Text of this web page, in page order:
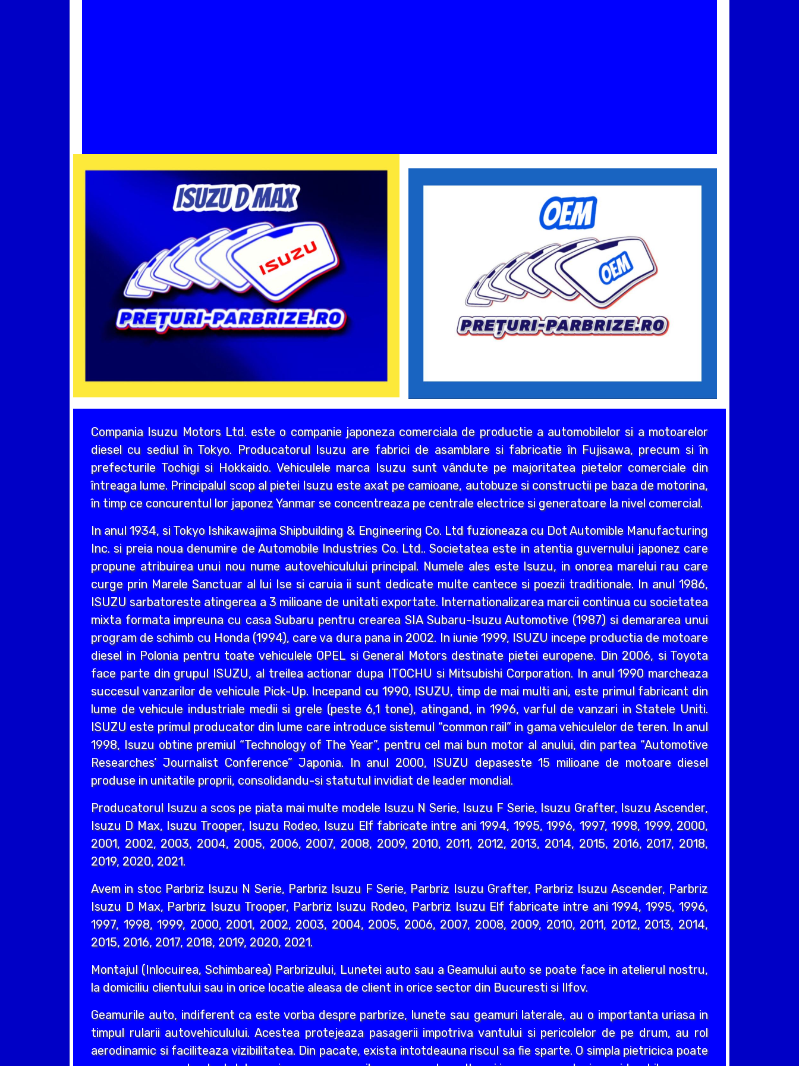
Compania Isuzu Motors Ltd. este o companie japoneza comerciala de productie a automobilelor si a motoarelor
diesel cu sediul în Tokyo. Producatorul Isuzu are fabrici de asamblare si fabricatie în Fujisawa, precum si în
prefecturile Tochigi si Hokkaido. Vehiculele marca Isuzu sunt vândute pe majoritatea pietelor comerciale din
întreaga lume. Principalul scop al pietei Isuzu este axat pe camioane, autobuze si constructii pe baza de motorina,
în timp ce concurentul lor japonez Yanmar se concentreaza pe centrale electrice si generatoare la nivel comercial.
In anul 1934, si Tokyo Ishikawajima Shipbuilding & Engineering Co. Ltd fuzioneaza cu Dot Automible Manufacturing
Inc. si preia noua denumire de Automobile Industries Co. Ltd.. Societatea este in atentia guvernului japonez care
propune atribuirea unui nou nume autovehiculului principal. Numele ales este Isuzu, in onorea marelui rau care
curge prin Marele Sanctuar al lui Ise si caruia ii sunt dedicate multe cantece si poezii traditionale. In anul 1986,
ISUZU sarbatoreste atingerea a 3 milioane de unitati exportate. Internationalizarea marcii continua cu societatea
mixta formata impreuna cu casa Subaru pentru crearea SIA Subaru-Isuzu Automotive (1987) si demararea unui
program de schimb cu Honda (1994), care va dura pana in 2002. In iunie 1999, ISUZU incepe productia de motoare
diesel in Polonia pentru toate vehiculele OPEL si General Motors destinate pietei europene. Din 2006, si Toyota
face parte din grupul ISUZU, al treilea actionar dupa ITOCHU si Mitsubishi Corporation. In anul 1990 marcheaza
succesul vanzarilor de vehicule Pick-Up. Incepand cu 1990, ISUZU, timp de mai multi ani, este primul fabricant din
lume de vehicule industriale medii si grele (peste 6,1 tone), atingand, in 1996, varful de vanzari in Statele Uniti.
ISUZU este primul producator din lume care introduce sistemul “common rail” in gama vehiculelor de teren. In anul
1998, Isuzu obtine premiul “Technology of The Year”, pentru cel mai bun motor al anului, din partea “Automotive
Researches’ Journalist Conference” Japonia. In anul 2000, ISUZU depaseste 15 milioane de motoare diesel
produse in unitatile proprii, consolidandu-si statutul invidiat de leader mondial.
Producatorul Isuzu a scos pe piata mai multe modele Isuzu N Serie, Isuzu F Serie, Isuzu Grafter, Isuzu Ascender,
Isuzu D Max, Isuzu Trooper, Isuzu Rodeo, Isuzu Elf fabricate intre ani 1994, 1995, 1996, 1997, 1998, 1999, 2000,
2001, 2002, 2003, 2004, 2005, 2006, 2007, 2008, 2009, 2010, 2011, 2012, 2013, 2014, 2015, 2016, 2017, 2018,
2019, 2020, 2021.
Avem in stoc Parbriz Isuzu N Serie, Parbriz Isuzu F Serie, Parbriz Isuzu Grafter, Parbriz Isuzu Ascender, Parbriz
Isuzu D Max, Parbriz Isuzu Trooper, Parbriz Isuzu Rodeo, Parbriz Isuzu Elf fabricate intre ani 1994, 1995, 1996,
1997, 1998, 1999, 2000, 2001, 2002, 2003, 2004, 2005, 2006, 2007, 2008, 2009, 2010, 2011, 2012, 2013, 2014,
2015, 2016, 2017, 2018, 2019, 2020, 2021.
Montajul (Inlocuirea, Schimbarea) Parbrizului, Lunetei auto sau a Geamului auto se poate face in atelierul nostru,
la domiciliu clientului sau in orice locatie aleasa de client in orice sector din Bucuresti si Ilfov.
Geamurile auto, indiferent ca este vorba despre parbrize, lunete sau geamuri laterale, au o importanta uriasa in
timpul rularii autovehiculului. Acestea protejeaza pasagerii impotriva vantului si pericolelor de pe drum, au rol
aerodinamic si faciliteaza vizibilitatea. Din pacate, exista intotdeauna riscul sa fie sparte. O simpla pietricica poate